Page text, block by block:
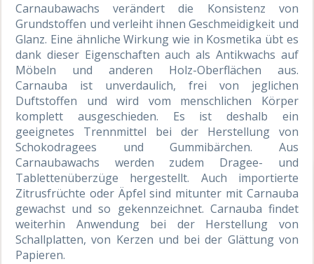
Carnaubawachs verändert die Konsistenz von
Grundstoffen und verleiht ihnen Geschmeidigkeit und
Glanz. Eine ähnliche Wirkung wie in Kosmetika übt es
dank dieser Eigenschaften auch als Antikwachs auf
Möbeln und anderen Holz-Oberflächen aus.
Carnauba ist unverdaulich, frei von jeglichen
Duftstoffen und wird vom menschlichen Körper
komplett ausgeschieden. Es ist deshalb ein
geeignetes Trennmittel bei der Herstellung von
Schokodragees und Gummibärchen. Aus
Carnaubawachs werden zudem Dragee- und
Tablettenüberzüge hergestellt. Auch importierte
Zitrusfrüchte oder Äpfel sind mitunter mit Carnauba
gewachst und so gekennzeichnet. Carnauba findet
weiterhin Anwendung bei der Herstellung von
Schallplatten, von Kerzen und bei der Glättung von
Papieren.